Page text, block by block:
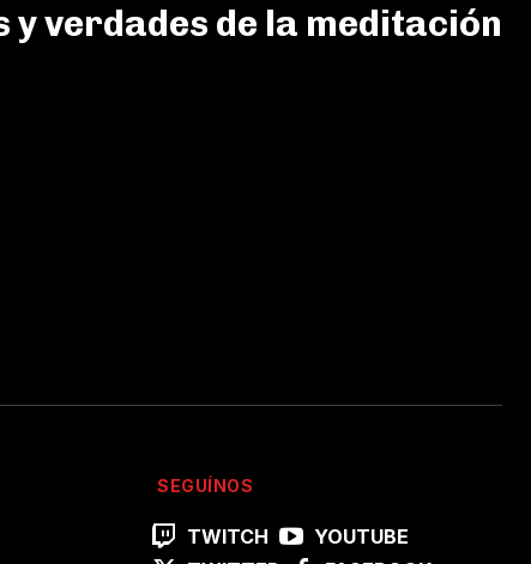
y verdades de la meditación
SEGUÍNOS
TWITCH
YOUTUBE